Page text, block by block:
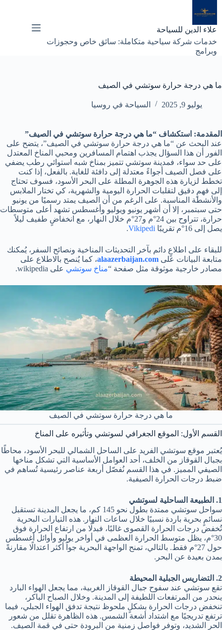
إلى
المحتوى
علاء الدين للسياحة
خدمات شركة سياحية متكاملة: سائق خاص وحجوزات
وبرامج
ما هي درجة حرارة سوتشي في الصيف
يوليو 9, 2025 السياحة في روسيا
المقدمة: استكشاف “ما هي درجة حرارة سوتشي في الصيف”
عند البحث عن “ما هي درجة حرارة سوتشي في الصيف”، يتضح على
الفور أن هذا السؤال يجذب اهتمام المسافرين ومحبي المناخ المعتدل
على حد سواء، فمدينة سوتشي تتميز بمناخ شبه استوائي رطب يضفي
على فصل الصيف أجواءً معتدلة إلى دافئة للغاية. بالفعل، إذا كنت
تخطط لزيارة هذه الجوهرة المطلة على البحر الأسود، فسوف تحتاج
إلى فهمٍ دقيق لتقلبات الحرارة اليومية والشهرية، كي تختار الملابس
والأنشطة المناسبة. على الرغم من أن الصيف يمتد رسميًا من يونيو
حتى سبتمبر، إلا أن أشهر يونيو ويوليو وأغسطس تشهد أعلى متوسطات
حرارة، تتراوح بين 24°م و27°م خلال النهار، مع انخفاضٍ طفيف ليلاً
يصل إلى 16°م تقريبًا
Vikipedi
.
للبقاء على اطلاعٍ دائم بآخر التحديثات المناخية ونصائح السفر، يُمكنك
متابعة البيانات على alaazerbaijan.com، كما يُنصح بالاطلاع على
مصادر خارجية موثوقة مثل صفحة “مناخ سوتشي على wikipedia.
ما هي درجة حرارة سوتشي في الصيف
القسم الأول: الموقع الجغرافي لسوتشي وتأثيره على المناخ
يُعتبر موقع سوتشي الفريد على الساحل الشمالي للبحر الأسود، محاطًا
بجبال القوقاز من الخلف، أحد العوامل الأساسية التي تشكل مناخها
الصيفي المميز. في هذا القسم نُفصّل أربعة عناصر رئيسية تُساهم في
ضبط درجات الحرارة الصيفية.
1. الطبيعة الساحلية لسوتشي
سواحل سوتشي ممتدة بطول نحو 145 كم، ما يجعل المدينة تستقبل
نسائمٍ بحرية باردة نسبيًا خلال ساعات النهار. هذه التيارات البحرية
تُخفض درجات الحرارة القصوى غالبًا، فبدلًا من ارتفاع الحرارة فوق
30°م، يظل متوسط الحرارة العظمى في أواخر يوليو وأوائل أغسطس
حول 27°م فقط. بالتالي، تمنح الواجهة البحرية جواً أكثر اعتدالًا مقارنةً
بمدن بعيدة عن البحر.
2. التضاريس الجبلية المحيطة
تقع سوتشي عند سفوح جبال القوقاز الغربية، مما يجعل الهواء البارد
ينحدر من المرتفعات اللطيفة إلى المدينة. وخلال الصباح الباكر،
تنخفض درجات الحرارة بشكلٍ ملحوظ نتيجة تدفق الهواء الجبلي، فيما
ترتفع تدريجيًا مع اشتداد أشعة الشمس. هذه الظاهرة تقلل من شعور
الحر الشديد، وتوفر فواصل زمنية من البرودة حتى في قمة الصيف.